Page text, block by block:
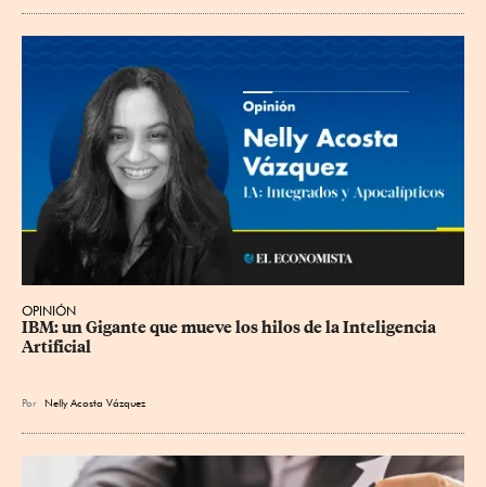
OPINIÓN
IBM: un Gigante que mueve los hilos de la Inteligencia
Artificial
Por Nelly Acosta Vázquez